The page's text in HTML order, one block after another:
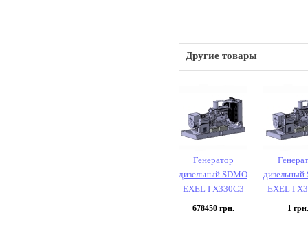
Другие товары
Генератор
дизельный SDMO
EXEL I X330C3
678450грн.
дизельный
EXEL I
1грн.